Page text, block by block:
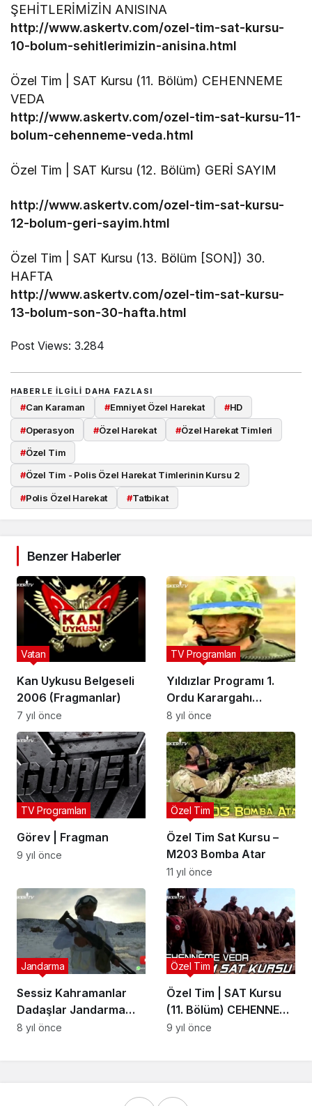
ŞEHİTLERİMİZİN ANISINA
http://www.askertv.com/ozel-tim-sat-kursu-
10-bolum-sehitlerimizin-anisina.html
Özel Tim | SAT Kursu (11. Bölüm) CEHENNEME
VEDA
http://www.askertv.com/ozel-tim-sat-kursu-11-
bolum-cehenneme-veda.html
Özel Tim | SAT Kursu (12. Bölüm) GERİ SAYIM
http://www.askertv.com/ozel-tim-sat-kursu-
12-bolum-geri-sayim.html
Özel Tim | SAT Kursu (13. Bölüm [SON]) 30.
HAFTA
http://www.askertv.com/ozel-tim-sat-kursu-
13-bolum-son-30-hafta.html
Post Views: 3.284
HABERLE ILGILI DAHA FAZLASI
#Can Karaman #Emniyet Özel Harekat #HD
#Operasyon #Özel Harekat #Özel Harekat Timleri
#Özel Tim
#Özel Tim - Polis Özel Harekat Timlerinin Kursu 2
#Polis Özel Harekat #Tatbikat
Benzer Haberler
Kan Uykusu Belgeseli
2006 (Fragmanlar)
Vatan
7 yıl önce
Yıldızlar Programı 1.
Ordu Karargahı
(Selimiye Kışlası)
TV Programları
8 yıl önce
Görev | Fragman
TV Programları
9 yıl önce
Özel Tim Sat Kursu –
M203 Bomba Atar
Özel Tim
11 yıl önce
Sessiz Kahramanlar
Dadaşlar Jandarma
Özel Harekat ve
Jandarma
8 yıl önce
Özel Tim | SAT Kursu
(11. Bölüm) CEHENNEME
VEDA
Özel Tim
9 yıl önce